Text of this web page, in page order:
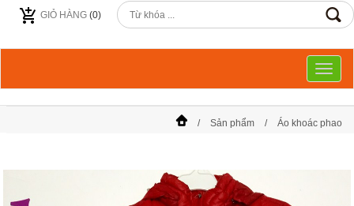
GIỎ HÀNG (0)
Sản phẩm Áo khoác phao